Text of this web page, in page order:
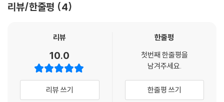
★2023.3 도이칠란트풍크가 뽑은 최고의 책 7 선정
★2023.5 뵈르젠블라트 읽기책 선정
■ 어떤 것이 ‘없다’는 것을 과연 증명할 수 있을까?
어린이의 침실로 데려온 비트겐슈타인의 ‘코뿔소 논쟁’
리뷰/한줄평 4
리뷰
10.0
리뷰 쓰기
한줄평
첫번째 한줄평을
남겨주세요.
한줄평 쓰기